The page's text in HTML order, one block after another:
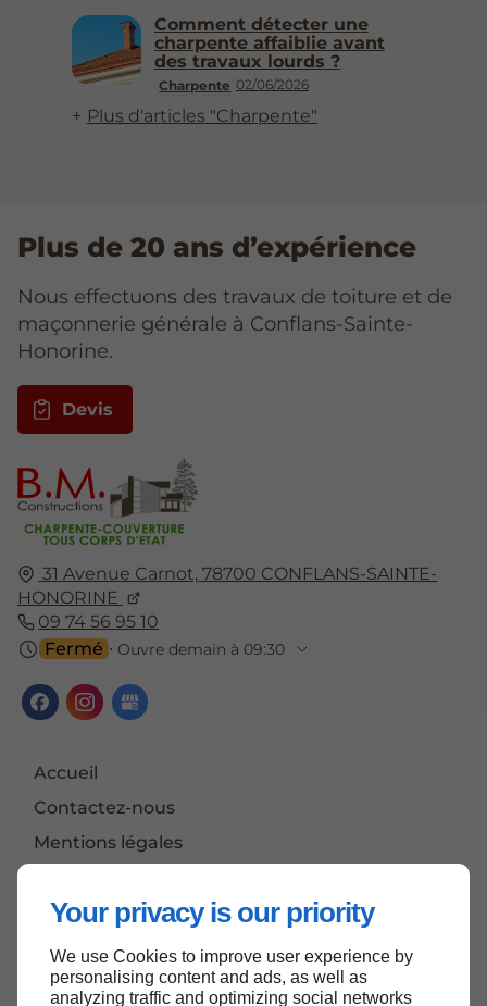
Your privacy is our priority
We use Cookies to improve user experience by
personalising content and ads, as well as
analyzing traffic and optimizing social networks
Charpente 02/06/2026
Comment détecter une
charpente affaiblie avant
des travaux lourds ?
Plus d'articles "Charpente"
31 Avenue Carnot, 78700 CONFLANS-SAINTE-
HONORINE
09 74 56 95 10
Fermé ⋅ Ouvre demain à 09:30
Accueil
Contactez-nous
Mentions légales
Plus de 20 ans d’expérience
Nous effectuons des travaux de toiture et de
maçonnerie générale à Conflans-Sainte-
Honorine.
Devis
Haut de page